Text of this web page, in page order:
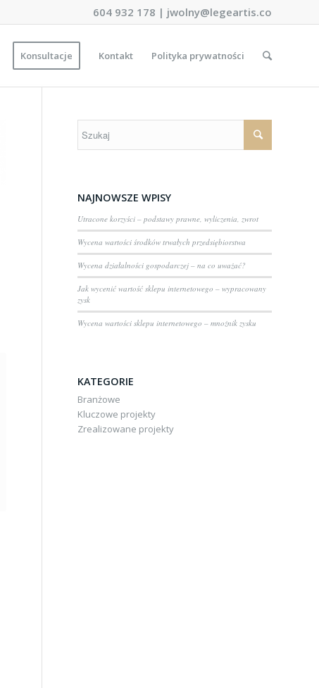
604 932 178 | jwolny@legeartis.co
Konsultacje Kontakt Polityka prywatności
NAJNOWSZE WPISY
Utracone korzyści – podstawy prawne, wyliczenia, zwrot
Wycena wartości środków trwałych przedsiębiorstwa
Wycena działalności gospodarczej – na co uważać?
Jak wycenić wartość sklepu internetowego – wypracowany
zysk
Wycena wartości sklepu internetowego – mnożnik zysku
KATEGORIE
Branżowe
Kluczowe projekty
Zrealizowane projekty